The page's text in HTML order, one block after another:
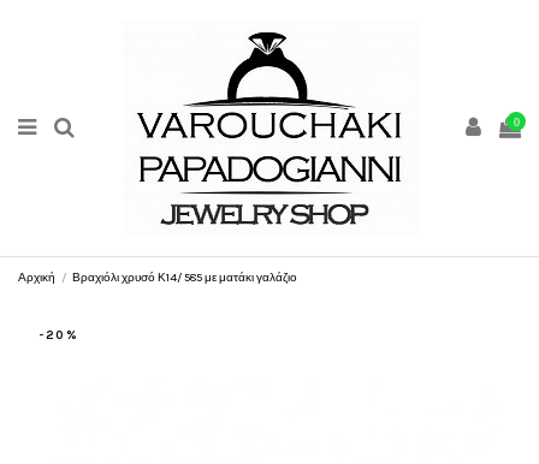
0
Αρχική Βραχιόλι χρυσό Κ14/ 585 με ματάκι γαλάζιο
-20%